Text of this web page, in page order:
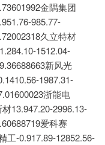
金隅集团
985.77-
久立特材
1512.04-
新风光
1987.31-
浙能电
13.947.20-2996.13-
爱科赛
工-0.917.89-12852.56-